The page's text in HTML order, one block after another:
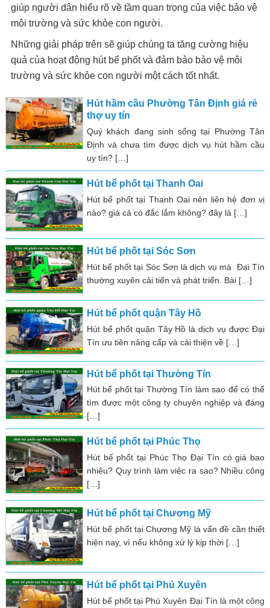
giúp người dân hiểu rõ về tầm quan trọng của việc bảo vệ
môi trường và sức khỏe con người.
Những giải pháp trên sẽ giúp chúng ta tăng cường hiệu
quả của hoạt động hút bể phốt và đảm bảo bảo vệ môi
trường và sức khỏe con người một cách tốt nhất.
Hút hầm cầu Phường Tân Định giá rẻ
thợ uy tín
Quý khách đang sinh sống tại Phường Tân
Định và chưa tìm được dịch vụ hút hầm cầu
uy tín? […]
Hút bể phốt tại Thanh Oai
Hút bể phốt tại Thanh Oai nên liên hệ đơn vị
nào? giá cả có đắc lắm không? đây là […]
Hút bể phốt tại Sóc Sơn
Hút bể phốt tại Sóc Sơn là dịch vụ mà Đại Tín
thường xuyên cải tiến và phát triển. Bài […]
Hút bể phốt quận Tây Hồ
Hút bể phốt quận Tây Hồ là dịch vụ được Đại
Tín ưu tiên nâng cấp và cải thiện về […]
Hút bể phốt tại Thường Tín
Hút bể phốt tại Thường Tín làm sao để có thể
tìm được một công ty chuyên nghiệp và đáng
[…]
Hút bể phốt tại Phúc Thọ
Hút bể phốt tại Phúc Thọ Đại Tín có giá bao
nhiêu? Quy trình làm việc ra sao? Nhiều công
[…]
Hút bể phốt tại Chương Mỹ
Hút bể phốt tại Chương Mỹ là vấn đề cần thiết
hiện nay, vì nếu không xử lý kịp thời […]
Hút bể phốt tại Phú Xuyên
Hút bể phốt tại Phú Xuyên Đại Tín là một công